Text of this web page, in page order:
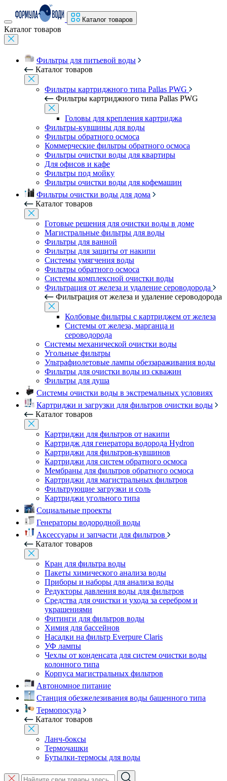
Каталог товаров
Каталог товаров
Фильтры для питьевой воды
Каталог товаров
Фильтры картриджного типа Pallas PWG
Фильтры картриджного типа Pallas PWG
Головы для крепления картриджа
Фильтры-кувшины для воды
Фильтры обратного осмоса
Коммерческие фильтры обратного осмоса
Фильтры очистки воды для квартиры
Для офисов и кафе
Фильтры под мойку
Фильтры очистки воды для кофемашин
Фильтры очистки воды для дома
Каталог товаров
Готовые решения для очистки воды в доме
Магистральные фильтры для воды
Фильтры для ванной
Фильтры для защиты от накипи
Системы умягчения воды
Фильтры обратного осмоса
Системы комплексной очистки воды
Фильтрация от железа и удаление сероводорода
Фильтрация от железа и удаление сероводорода
Колбовые фильтры с картриджем от железа
Системы от железа, марганца и
сероводорода
Системы механической очистки воды
Угольные фильтры
Ультрафиолетовые лампы обеззараживания воды
Фильтры для очистки воды из скважин
Фильтры для душа
Системы очистки воды в экстремальных условиях
Картриджи и загрузки для фильтров очистки воды
Каталог товаров
Картриджи для фильтров от накипи
Картридж для генератора водорода Hydron
Картриджи для фильтров-кувшинов
Картриджи для систем обратного осмоса
Мембраны для фильтров обратного осмоса
Картриджи для магистральных фильтров
Фильтрующие загрузки и соль
Картриджи угольного типа
Социальные проекты
Генераторы водородной воды
Аксессуары и запчасти для фильтров
Каталог товаров
Кран для фильтра воды
Пакеты химического анализа воды
Приборы и наборы для анализа воды
Редукторы давления воды для фильтров
Средства для очистки и ухода за серебром и
украшениями
Фитинги для фильтров воды
Химия для бассейнов
Насадки на фильтр Everpure Claris
УФ лампы
Чехлы от конденсата для систем очистки воды
колонного типа
Корпуса магистральных фильтров
Автономное питание
Станция обезжелезивания воды башенного типа
Термопосуда
Каталог товаров
Ланч-боксы
Термочашки
Бутылки-термосы для воды